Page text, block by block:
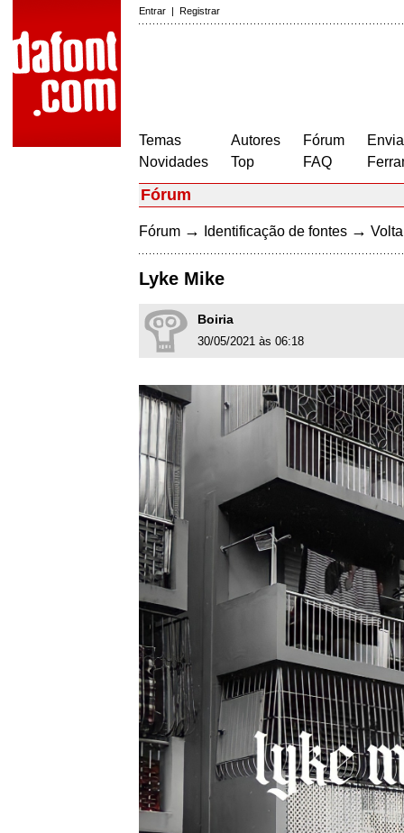
Entrar | Registrar
Temas
Novidades
Autores
Top
Fórum
FAQ
Fórum
Fórum → Identificação de fontes →
Lyke Mike
Boiria
30/05/2021 às 06:18